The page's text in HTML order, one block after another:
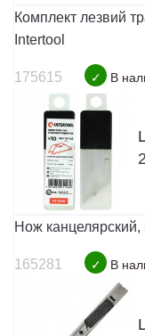
Комплект лезвий
Intertool
175615 ✓ В
Нож канцелярский,
165281 ✓ В